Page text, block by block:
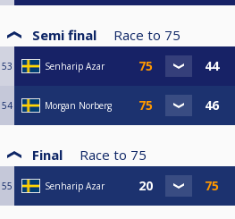
Semi final Race to 75
53 Senharip Azar
54 Morgan Norberg
Final Race to 75
55 Senharip Azar